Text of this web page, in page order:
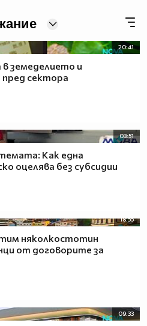
20:41
земеделието и
сектора
03:51
Как една
оцелява без субсидии
18:55
няколкостотин
от договорите за
09:33